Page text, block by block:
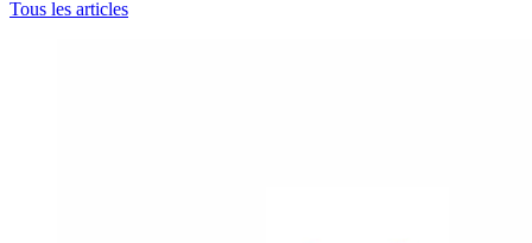
Tous les articles